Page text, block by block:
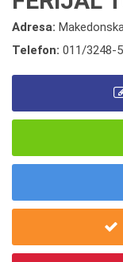
Adresa:
Telefon: 011/3248-